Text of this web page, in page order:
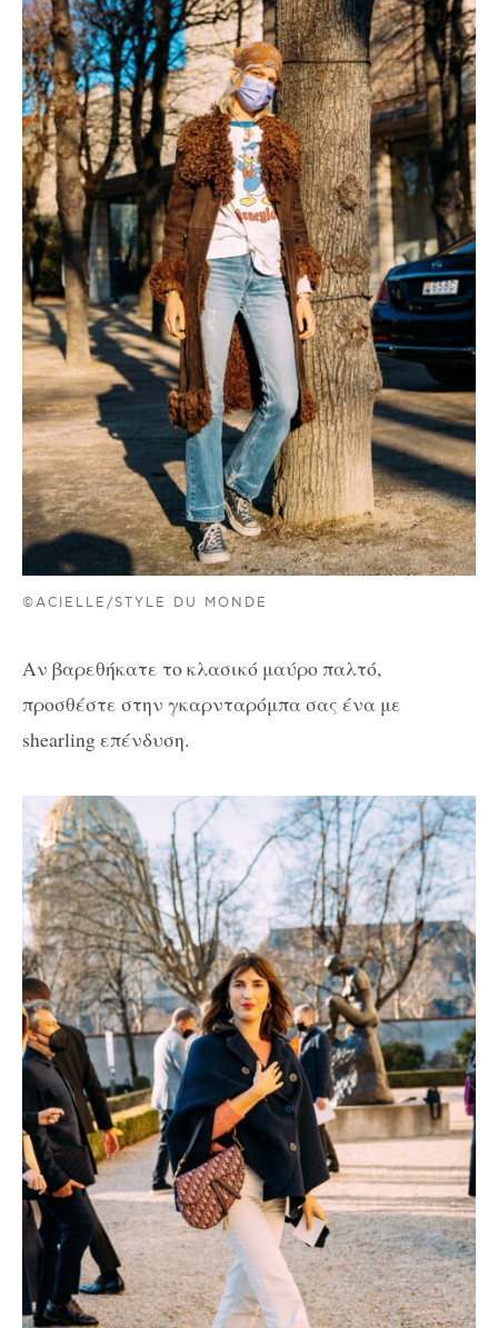
©ACIELLE/STYLE DU MONDE
Αν βαρεθήκατε το κλασικό μαύρο παλτό,
προσθέστε στην γκαρνταρόμπα σας ένα με
shearling επένδυση.